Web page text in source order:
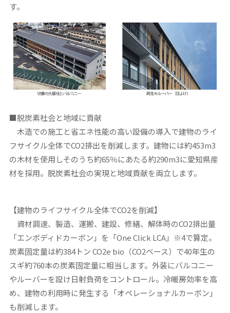
す。
■脱炭素社会と地域に貢献
木造での施工と省エネ性能の高い設備の導入で建物のライ
フサイクル全体でCO2排出を削減します。建物には約453m3
の木材を使用しそのうち約65％にあたる約290m3に愛知県産
材を採用。脱炭素社会の実現と地域貢献を両立します。
【建物のライフサイクル全体でCO2を削減】
資材調達、製造、運搬、建設、修繕、解体時のCO2排出量
「エンボディドカーボン」を「One Click LCA」※4で算定。
炭素固定量は約384トン CO2e bio（CO2ベース）で40年生の
スギ約760本の炭素固定量に相当します。外装にバルコニー
やルーバーを設け日射負荷をコントロール。冷暖房効率を高
め、建物の利用時に発生する「オペレーショナルカーボン」
も削減します。